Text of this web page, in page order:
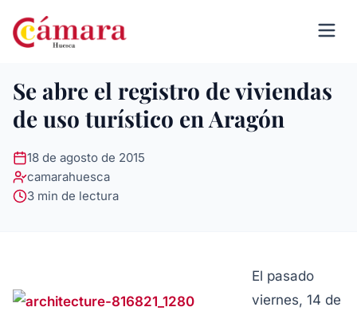
Se abre el registro de viviendas
de uso turístico en Aragón
18 de agosto de 2015
camarahuesca
3 min de lectura
El pasado
viernes, 14 de